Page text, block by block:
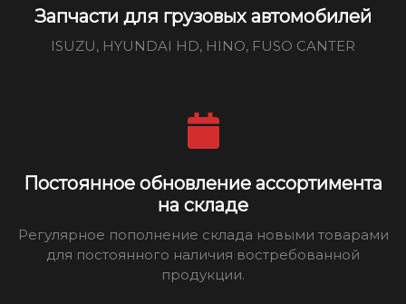
Запчасти для грузовых автомобилей
ISUZU, HYUNDAI HD, HINO, FUSO CANTER
Постоянное обновление ассортимента
на складе
Регулярное пополнение склада новыми товарами
для постоянного наличия востребованной
продукции.